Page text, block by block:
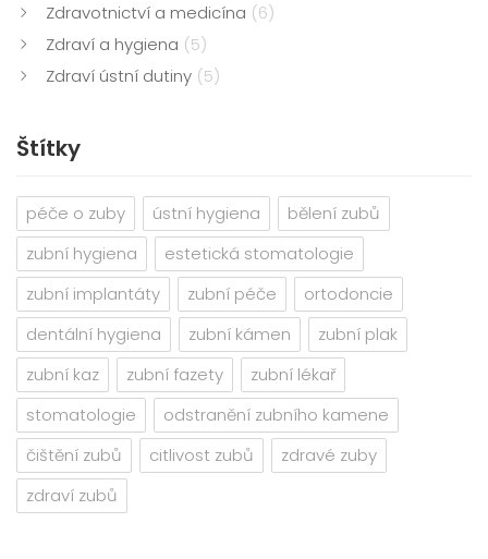
Zdravotnictví a medicína (6)
Zdraví a hygiena (5)
Zdraví ústní dutiny (5)
Štítky
péče o zuby ústní hygiena
bělení zubů
zubní hygiena
estetická stomatologie
zubní implantáty
zubní péče
ortodoncie
dentální hygiena
zubní kámen
zubní plak
zubní kaz
zubní fazety
zubní lékař
stomatologie
odstranění zubního kamene
čištění zubů
citlivost zubů
zdravé zuby
zdraví zubů